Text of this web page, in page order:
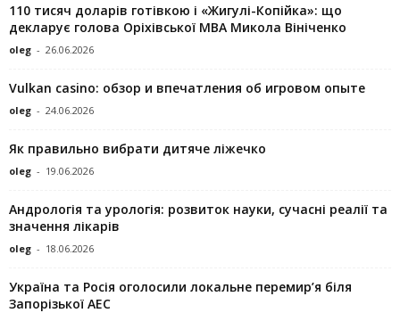
110 тисяч доларів готівкою і «Жигулі-Копійка»: що
декларує голова Оріхівської МВА Микола Вініченко
oleg - 26.06.2026
Vulkan casino: обзор и впечатления об игровом опыте
oleg - 24.06.2026
Як правильно вибрати дитяче ліжечко
oleg - 19.06.2026
Андрологія та урологія: розвиток науки, сучасні реалії та
значення лікарів
oleg - 18.06.2026
Україна та Росія оголосили локальне перемир’я біля
Запорізької АЕС